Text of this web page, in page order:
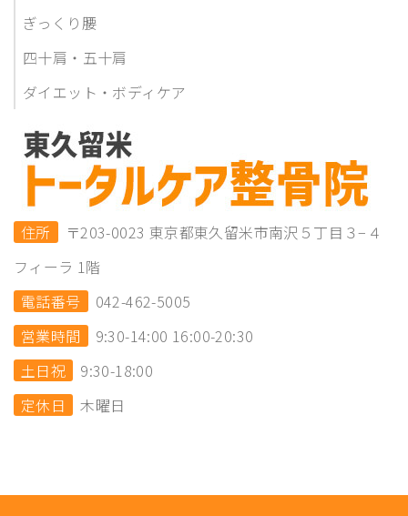
ぎっくり腰
四十肩・五十肩
ダイエット・ボディケア
住所
〒203-0023 東京都東久留米市南沢５丁目３−４
フィーラ 1階
電話番号
042-462-5005
営業時間
9:30-14:00 16:00-20:30
土日祝
9:30-18:00
定休日
木曜日